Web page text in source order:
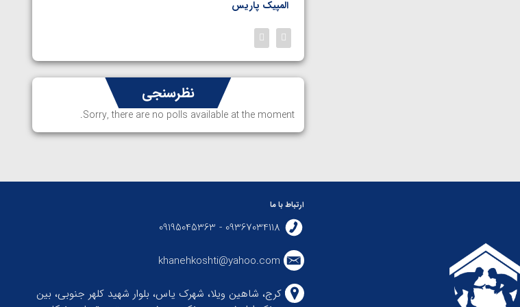
المپیک پاریس
نظرسنجی
Sorry, there are no polls available at the moment.
ارتباط با ما
09367034118 - 09195045363
khanehkoshti@yahoo.com
کرج، شاهین ویلا، شهرک یاس، بلوار شهید کلهر جنوبی، بین